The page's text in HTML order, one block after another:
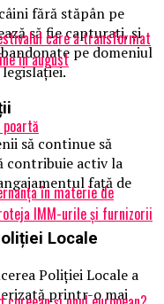
fără stăpân pe
să fie capturați, și
pe domeniul
să continue să
contribuie activ la
față de
Locale
Poliției Locale a
printr-o mai
care a transformat
in august
poartă
în materie de
IMM-urile și furnizorii